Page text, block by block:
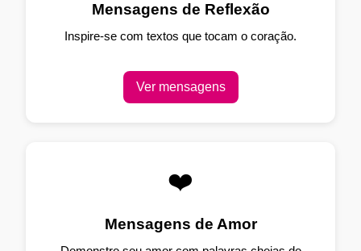
Mensagens de Reflexão
Inspire-se com textos que tocam o coração.
Ver mensagens
❤️
Mensagens de Amor